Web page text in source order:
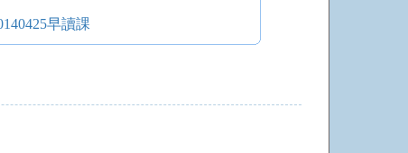
早讀課